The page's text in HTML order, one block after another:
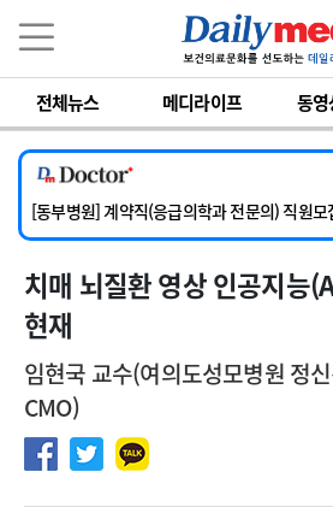
전체뉴스 메디라이프 동
[서울아산병원] 2026년 하반기 인턴 모집
[영남대학교의료원] 마취통증의학과 임기제
[충남대학교병원] 소아청소년과(소아응급전
[동부병원] 계약직(응급의학과 전문의) 직원모
[이대목동병원] 하반기 전공의(레지던트1년차
[서울아산병원] 2026년 하반기 인턴 모집
[영남대학교의료원] 마취통증의학과 임기제 임
치매 뇌질환 영상 인공지능
현재
임현국 교수(여의도성모병원 정
CMO)